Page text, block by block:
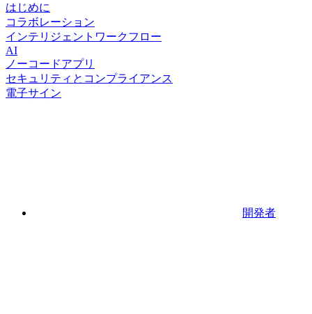
はじめに
コラボレーション
インテリジェントワークフロー
AI
ノーコードアプリ
セキュリティとコンプライアンス
電子サイン
開発者